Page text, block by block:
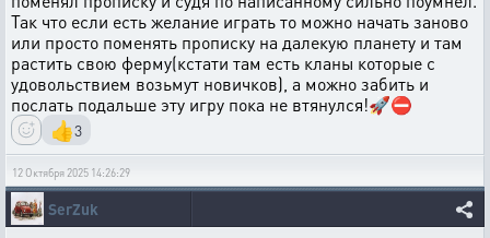
Так что если есть желание играть то можно начать заново
или просто поменять прописку на далекую планету и там
растить свою ферму(кстати там есть кланы которые с
удовольствием возьмут новичков), а можно забить и
послать подальше эту игру пока не втянулся!🚀⛔
👍3
12 Октября 2025 14:26:29
SerZuk